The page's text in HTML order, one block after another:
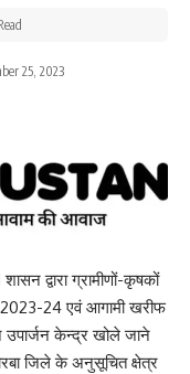
25, 2023
द्वारा ग्रामीणों-कृषकों
2023-24 एवं आगामी खरीफ
उपार्जन केन्द्र खोले जाने
जिले के अनुसूचित क्षेत्र